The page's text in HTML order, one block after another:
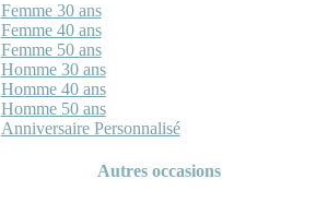
Femme 30 ans
Femme 40 ans
Femme 50 ans
Homme 30 ans
Homme 40 ans
Homme 50 ans
Anniversaire Personnalisé
Autres occasions